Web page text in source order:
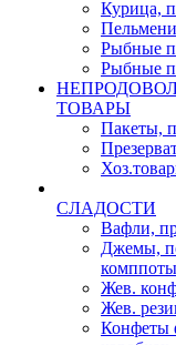
Курица,
Пельмени
Рыбные
Рыбные
ТОВАРЫ
Пакеты,
СЛАДОСТИ
Вафли,
Джемы,
комппоты
Жев.
Жев.
Конфеты